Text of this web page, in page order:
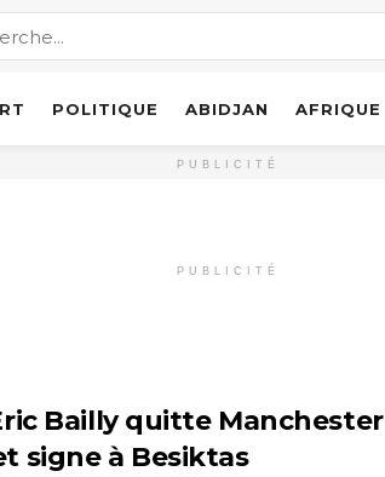
POLITIQUE ABIDJAN AFRIQUE
PUBLICITÉ
PUBLICITÉ
Bailly quitte Manchester
signe à Besiktas